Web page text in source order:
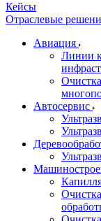
Кейсы
Отраслевые
Авиация
Линии
Автосервис